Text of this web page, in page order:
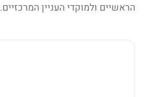
הראשיים ולמוקדי העניין המרכזיים.